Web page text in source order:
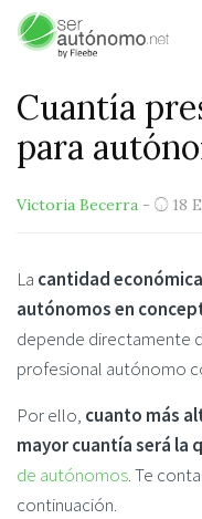
Cuantía
para
Victoria Becerra - 18
La cantidad
autónomos en
depende directamente
profesional autónomo
Por ello, cuanto más
mayor cuantía será la
de autónomos. Te
continuación.